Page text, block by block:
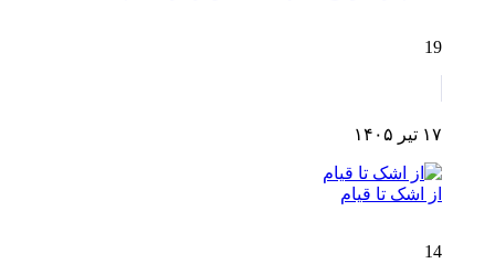
19
۱۷ تیر ۱۴۰۵
از اشک تا قیام
14